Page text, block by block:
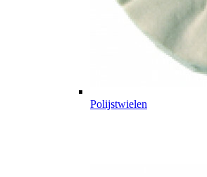
Polijstwielen